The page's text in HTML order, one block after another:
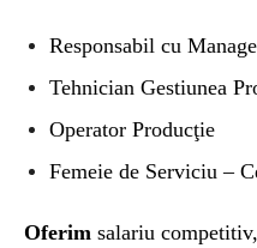
Responsabil cu
Tehnician Gestiunea
Operator Producţie
Femeie de Serviciu –
Oferim salariu